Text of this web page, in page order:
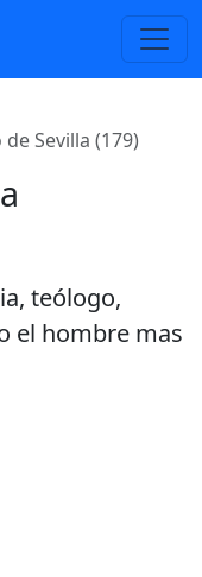
Sevilla (179)
teólogo,
el hombre mas